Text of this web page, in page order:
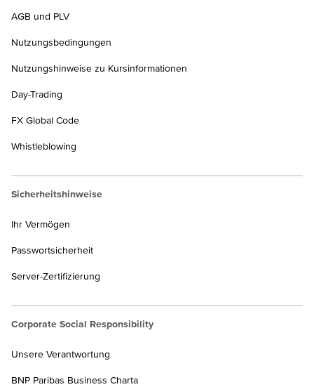
AGB und PLV
Nutzungsbedingungen
Nutzungshinweise zu Kursinformationen
Day-Trading
FX Global Code
Whistleblowing
Sicherheitshinweise
Ihr Vermögen
Passwortsicherheit
Server-Zertifizierung
Corporate Social Responsibility
Unsere Verantwortung
BNP Paribas Business Charta